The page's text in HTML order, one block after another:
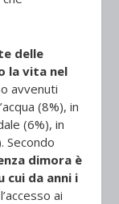
delle
la vita nel
avvenuti
(8%), in
(6%), in
Secondo
dimora è
da anni i
ai